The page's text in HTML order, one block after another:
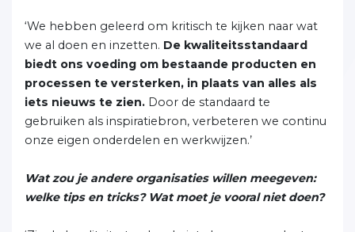
‘We hebben geleerd om kritisch te kijken naar wat
we al doen en inzetten. De kwaliteitsstandaard
biedt ons voeding om bestaande producten en
processen te versterken, in plaats van alles als
iets nieuws te zien. Door de standaard te
gebruiken als inspiratiebron, verbeteren we continu
onze eigen onderdelen en werkwijzen.’
Wat zou je andere organisaties willen meegeven:
welke tips en tricks? Wat moet je vooral niet doen?